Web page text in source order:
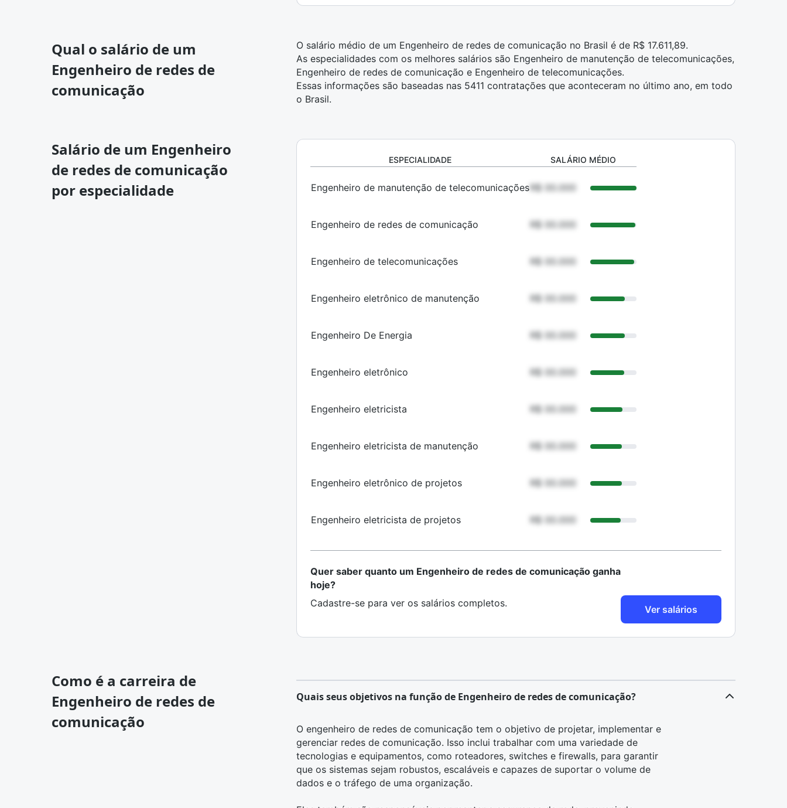
Qual o salário de um
Engenheiro de redes de
comunicação
O salário médio de um Engenheiro de redes de comunicação no Brasil é de R$ 17.611,89.
As especialidades com os melhores salários são Engenheiro de manutenção de telecomunicações,
Engenheiro de redes de comunicação e Engenheiro de telecomunicações.
Essas informações são baseadas nas 5411 contratações que aconteceram no último ano, em todo
o Brasil.
Salário de um Engenheiro
de redes de comunicação
por especialidade
ESPECIALIDADE SALÁRIO MÉDIO
Engenheiro de manutenção de telecomunicações R$ 00.000
Engenheiro de redes de comunicação R$ 00.000
Engenheiro de telecomunicações R$ 00.000
Engenheiro eletrônico de manutenção R$ 00.000
Engenheiro De Energia R$ 00.000
Engenheiro eletrônico R$ 00.000
Engenheiro eletricista R$ 00.000
Engenheiro eletricista de manutenção R$ 00.000
Engenheiro eletrônico de projetos R$ 00.000
Engenheiro eletricista de projetos R$ 00.000
Quer saber quanto um Engenheiro de redes de comunicação ganha
hoje?
Cadastre-se para ver os salários completos.
Ver salários
Como é a carreira de
Engenheiro de redes de
comunicação
Quais seus objetivos na função de Engenheiro de redes de comunicação?
O engenheiro de redes de comunicação tem o objetivo de projetar, implementar e
gerenciar redes de comunicação. Isso inclui trabalhar com uma variedade de
tecnologias e equipamentos, como roteadores, switches e firewalls, para garantir
que os sistemas sejam robustos, escaláveis e capazes de suportar o volume de
dados e o tráfego de uma organização.